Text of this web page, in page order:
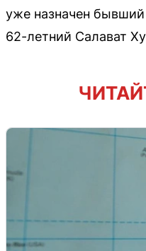
уже назначен бывший
62-летний Салават